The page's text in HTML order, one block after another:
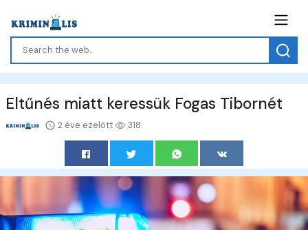
Eltűnés miatt keressük Fogas Tibornét
2 éve ezelőtt 318